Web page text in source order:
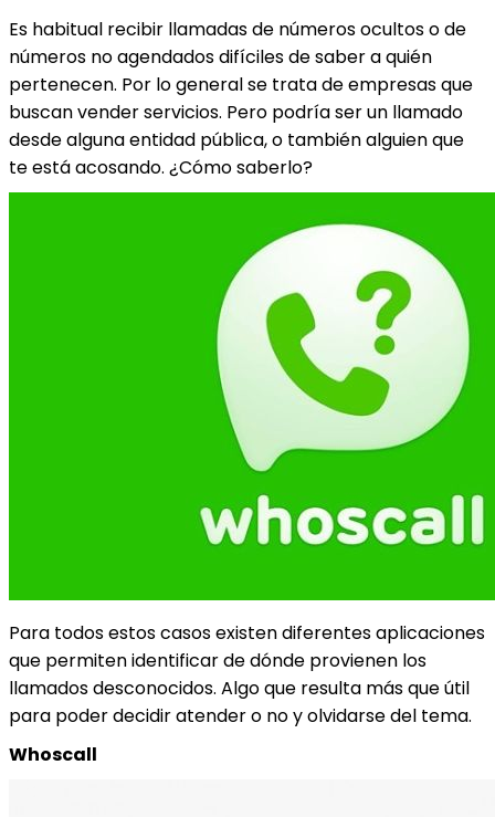
Es habitual recibir llamadas de números ocultos o de
números no agendados difíciles de saber a quién
pertenecen. Por lo general se trata de empresas que
buscan vender servicios. Pero podría ser un llamado
desde alguna entidad pública, o también alguien que
te está acosando. ¿Cómo saberlo?
Para todos estos casos existen diferentes aplicaciones
que permiten identificar de dónde provienen los
llamados desconocidos. Algo que resulta más que útil
para poder decidir atender o no y olvidarse del tema.
Whoscall